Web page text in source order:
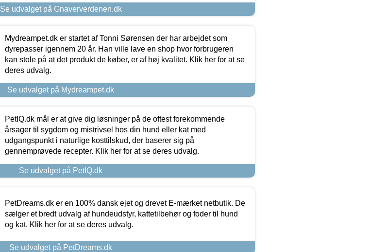
Se udvalget på Gnaververdenen.dk
Mydreampet.dk er startet af Tonni Sørensen der har arbejdet som
dyrepasser igennem 20 år. Han ville lave en shop hvor forbrugeren
kan stole på at det produkt de køber, er af høj kvalitet. Klik her for at se
deres udvalg.
Se udvalget på Mydreampet.dk
PetIQ.dk mål er at give dig løsninger på de oftest forekommende
årsager til sygdom og mistrivsel hos din hund eller kat med
udgangspunkt i naturlige kosttilskud, der baserer sig på
gennemprøvede recepter. Klik her for at se deres udvalg.
Se udvalget på PetIQ.dk
PetDreams.dk er en 100% dansk ejet og drevet E-mærket netbutik. De
sælger et bredt udvalg af hundeudstyr, kattetilbehør og foder til hund
og kat. Klik her for at se deres udvalg.
Se udvalget på PetDreams.dk